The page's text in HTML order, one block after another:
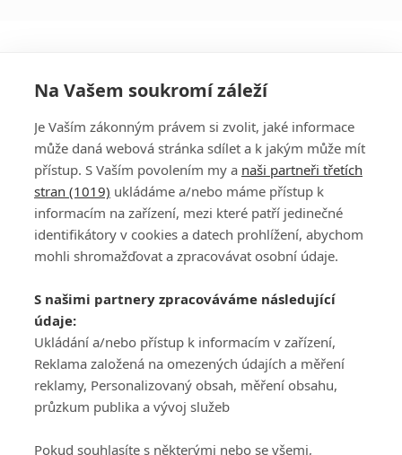
PŘIHLÁSIT
REGISTROVAT
DISKUZE
Šéfredaktorkou webu jePetr Slavík, e-mailserialy@fandimefilmu.cz
Máte-li zájem o inzerci na našem webu napište nám na e-mail
studio@koncal.com
Ochrana osobních údajů|Zásady používání cookies |Pravidla webu
Upravit nastavení soukromí
Na Vašem soukromí záleží
Je Vaším zákonným právem si zvolit, jaké informace
může daná webová stránka sdílet a k jakým může mít
přístup. S Vaším povolením my a naši partneři třetích
stran (1019) ukládáme a/nebo máme přístup k
informacím na zařízení, mezi které patří jedinečné
identifikátory v cookies a datech prohlížení, abychom
mohli shromažďovat a zpracovávat osobní údaje.
S našimi partnery zpracováváme následující
údaje:
Ukládání a/nebo přístup k informacím v zařízení,
Reklama založená na omezených údajích a měření
reklamy, Personalizovaný obsah, měření obsahu,
průzkum publika a vývoj služeb
Pokud souhlasíte s některými nebo se všemi,